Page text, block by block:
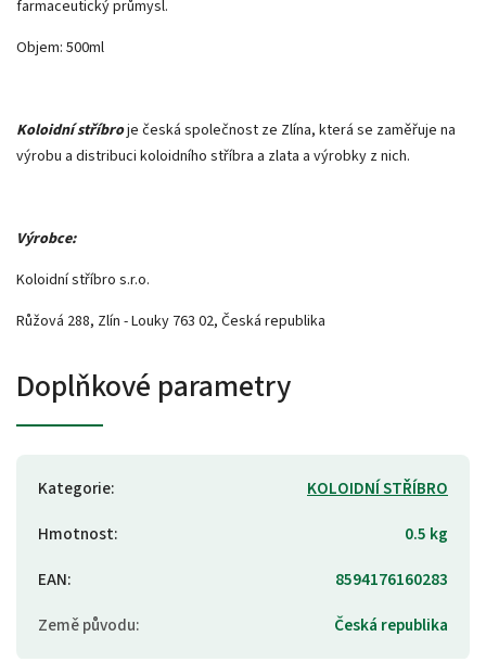
farmaceutický průmysl.
Objem: 500ml
Koloidní stříbroje česká společnost ze Zlína, která se zaměřuje na
výrobu a distribuci koloidního stříbra a zlata a výrobky z nich.
Výrobce:
Koloidní stříbro s.r.o.
Růžová 288, Zlín - Louky 763 02, Česká republika
Doplňkové parametry
Kategorie:
KOLOIDNÍ STŘÍBRO
Hmotnost:
0.5 kg
EAN:
8594176160283
Země původu: Česká republika